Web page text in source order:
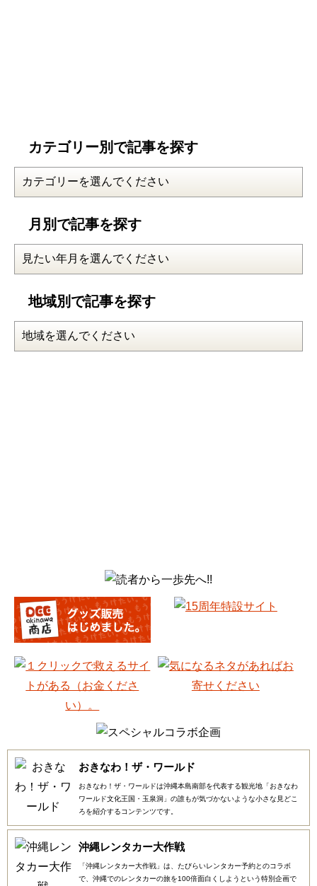
カテゴリー別で記事を探す
月別で記事を探す
地域別で記事を探す
おきなわ！ザ・ワールド
おきなわ！ザ・ワールドは沖縄本島南部を代表する観光地「おきなわ
ワールド文化王国・玉泉洞」の誰もが気づかないような小さな見どこ
ろを紹介するコンテンツです。
沖縄レンタカー大作戦
「沖縄レンタカー大作戦」は、たびらいレンタカー予約とのコラボ
で、沖縄でのレンタカーの旅を100倍面白くしようという特別企画で